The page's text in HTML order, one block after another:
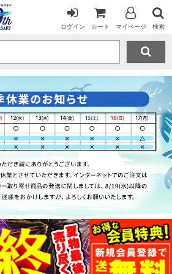
ログイン カート マイページ 検索